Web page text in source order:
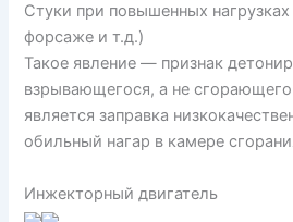
Стуки при повышенных
форсаже и т.д.)
Такое явление — признак
взрывающегося, а не
является заправка
обильный нагар в камере
Инжекторный двигатель